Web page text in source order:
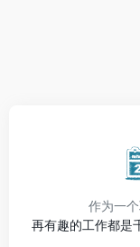
作为一
再有趣的工作都是